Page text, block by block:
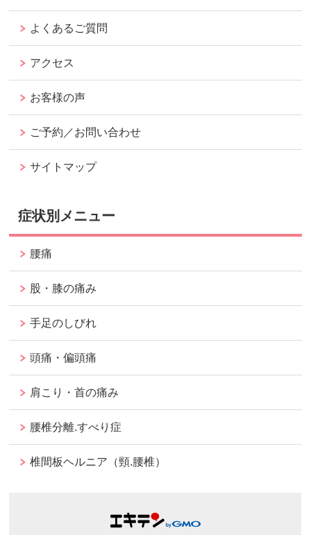
よくあるご質問
アクセス
お客様の声
ご予約／お問い合わせ
サイトマップ
症状別メニュー
腰痛
股・膝の痛み
手足のしびれ
頭痛・偏頭痛
肩こり・首の痛み
腰椎分離.すべり症
椎間板ヘルニア（頸.腰椎）